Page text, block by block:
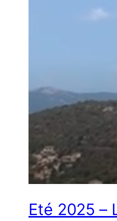
Eté 2025 –